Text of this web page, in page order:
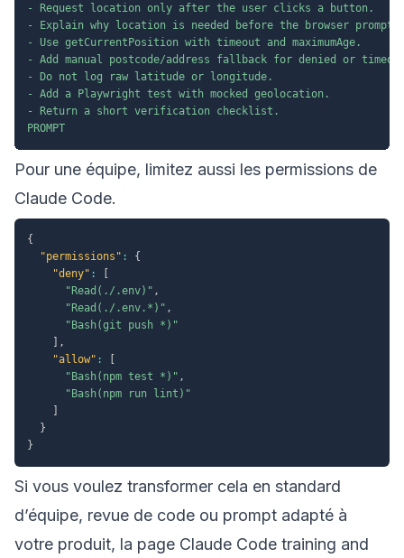
- Request location only after the user clicks a button.
- Explain why location is needed before the browser prompt.
- Use getCurrentPosition with timeout and maximumAge.
- Add manual postcode/address fallback for denied or
- Do not log raw latitude or longitude.
- Add a Playwright test with mocked geolocation.
- Return a short verification checklist.
PROMPT
Pour une équipe, limitez aussi les permissions de
Claude Code.
{
"permissions" :
{
"deny" :
"Read(./.env)" ,
"Read(./.env.*)" ,
"Bash(git push *)"
,
"allow" :
"Bash(npm test *)" ,
"Bash(npm run lint)"
}
}
Si vous voulez transformer cela en standard
d’équipe, revue de code ou prompt adapté à
votre produit, la page Claude Code training and